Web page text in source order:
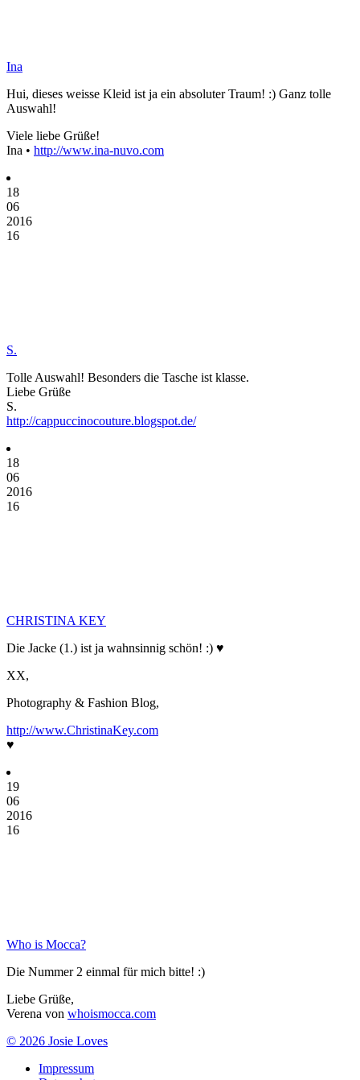
Ina
Hui, dieses weisse Kleid ist ja ein absoluter Traum! :) Ganz tolle
Auswahl!
Viele liebe Grüße!
Ina • http://www.ina-nuvo.com
18
06
2016
16
S.
Tolle Auswahl! Besonders die Tasche ist klasse.
Liebe Grüße
S.
http://cappuccinocouture.blogspot.de/
18
06
2016
16
CHRISTINA KEY
Die Jacke (1.) ist ja wahnsinnig schön! :) ♥
XX,
Photography & Fashion Blog,
http://www.ChristinaKey.com
♥
19
06
2016
16
Who is Mocca?
Die Nummer 2 einmal für mich bitte! :)
Liebe Grüße,
Verena von whoismocca.com
© 2026 Josie Loves
Impressum